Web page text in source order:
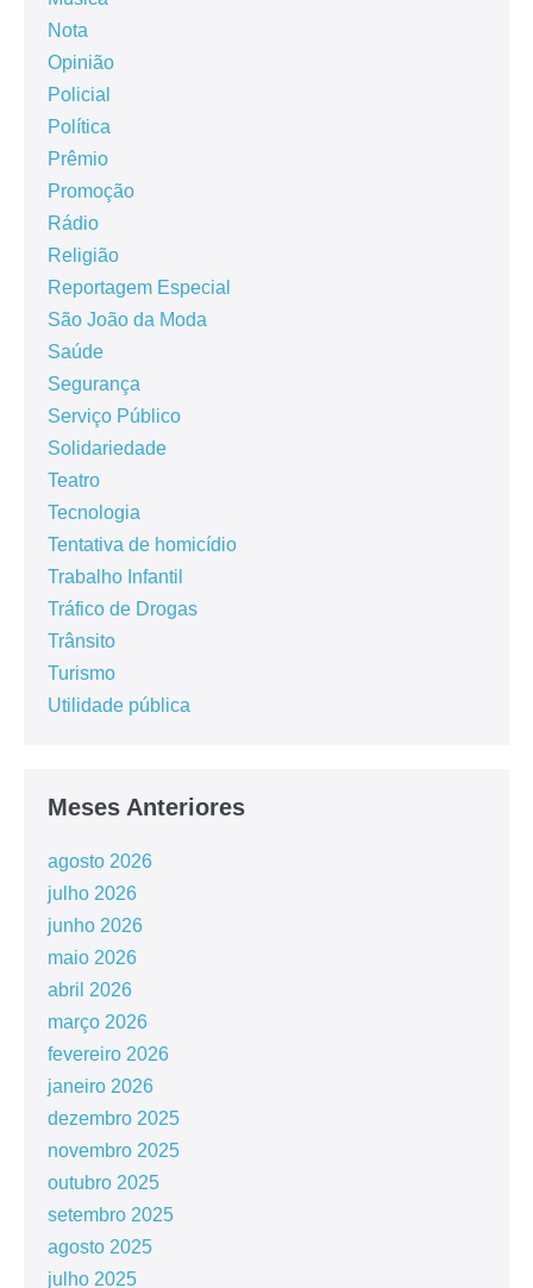
Nota
Opinião
Policial
Política
Prêmio
Promoção
Rádio
Religião
Reportagem Especial
São João da Moda
Saúde
Segurança
Serviço Público
Solidariedade
Teatro
Tecnologia
Tentativa de homicídio
Trabalho Infantil
Tráfico de Drogas
Trânsito
Turismo
Utilidade pública
Meses Anteriores
agosto 2026
julho 2026
junho 2026
maio 2026
abril 2026
março 2026
fevereiro 2026
janeiro 2026
dezembro 2025
novembro 2025
outubro 2025
setembro 2025
agosto 2025
julho 2025